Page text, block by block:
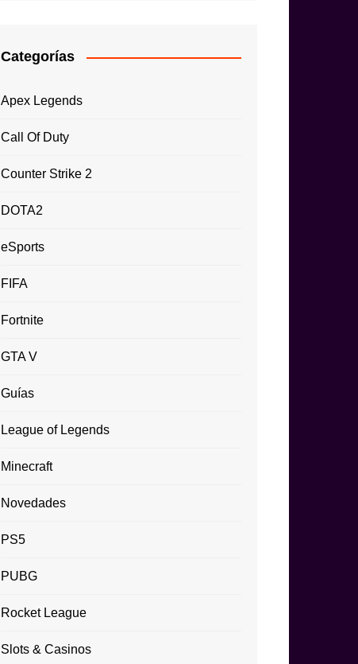
Categorías
Apex Legends
Call Of Duty
Counter Strike 2
DOTA2
eSports
FIFA
Fortnite
GTA V
Guías
League of Legends
Minecraft
Novedades
PS5
PUBG
Rocket League
Slots & Casinos